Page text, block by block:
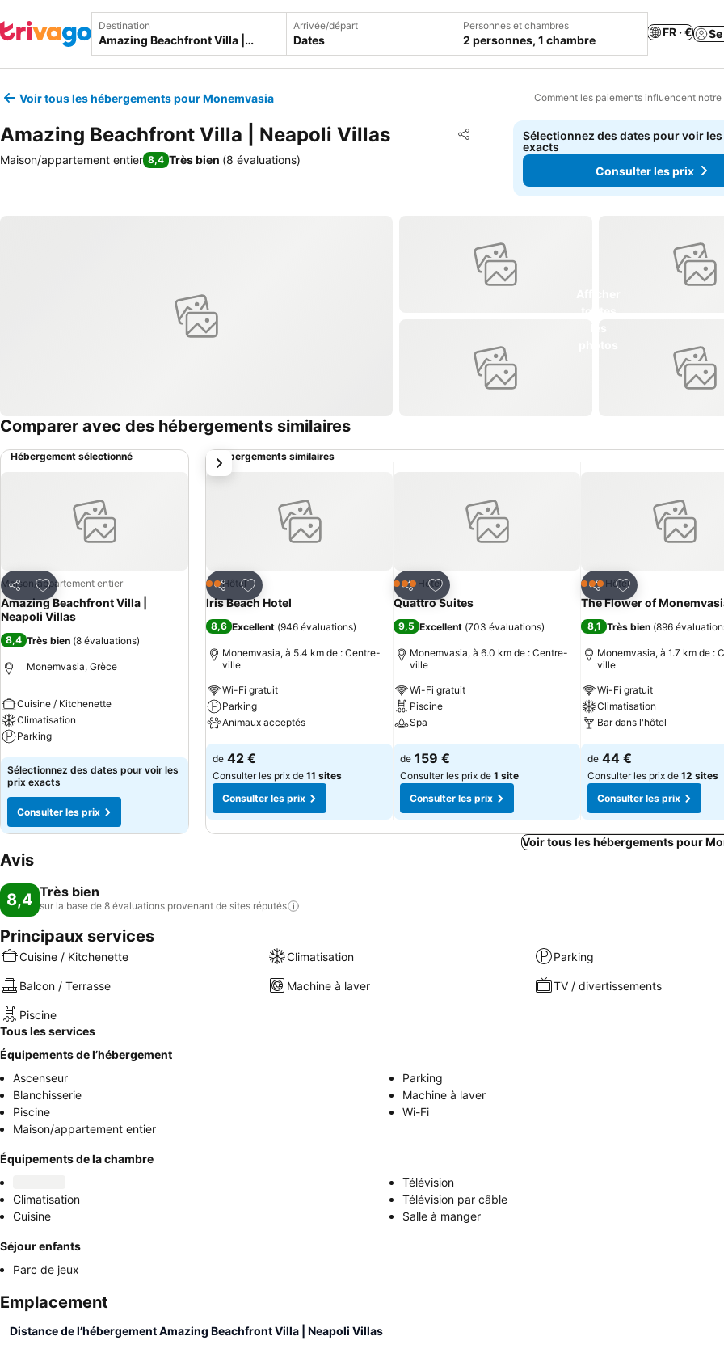
Destination Arrivée/départ
Dates
Personnes et chambres
2 personnes, 1 chambre
FR · €
Voir tous les hébergements pour Monemvasia Comment les paiements influencent
Amazing Beachfront Villa | Neapoli Villas Partager
Ajouter à mes favoris
Maison/appartement entier 8,4 Très bien (8 évaluations)
Sélectionnez des dates pour voir
exacts
Consulter les prix
Comparer avec des hébergements similaires
Hébergement sélectionné
Partager
Ajouter à mes favoris
Maison/appartement entier
Amazing Beachfront Villa |
Neapoli Villas
8,4 Très bien (8 évaluations)
Monemvasia, Grèce
Cuisine / Kitchenette
Climatisation
Parking
Consulter les prix
Sélectionnez des dates pour voir les
prix exacts
Consulter les prix
Hébergements similaires
Partager
Ajouter à mes favoris
2 Étoiles
Hôtel
Iris Beach Hotel
8,6 Excellent (946 évaluations)
Monemvasia, à 5.4 km de : Centre-
ville
Wi-Fi gratuit
Parking
Animaux acceptés
Consulter les prix
de 42 €
Consulter les prix de 11 sites
Consulter les prix
Partager
Ajouter à mes favoris
3 ÉtoilesHôtel
Quattro Suites
9,5 Excellent (703 évaluations)
Monemvasia, à 6.0 km de : Centre-
ville
Wi-Fi gratuit
Piscine
Spa
Consulter les prix
de 159 €
Consulter les prix de 1 site
Consulter les prix
Partager
Ajouter à mes
3 ÉtoilesHôtel
The Flower of
8,1 Très bien (896
Monemvasia, à 1.7 km de :
ville
Wi-Fi gratuit
Climatisation
Bar dans l'hôtel
Consulter les prix
de 44 €
Consulter les prix de 12 sites
Consulter les prix
suivant
Voir tous les hébergements pour
Avis
8,4 Très bien
sur la base de 8 évaluations provenant de sites réputés
Principaux services
Cuisine / Kitchenette Climatisation Parking
Balcon / Terrasse Machine à laver TV / divertissements
Piscine
Tous les services
Équipements de l’hébergement
Ascenseur
Parking
Blanchisserie
Machine à laver
Piscine
Wi-Fi
Maison/appartement entier
Équipements de la chambre
Télévision
Climatisation
Télévision par câble
Cuisine
Salle à manger
Séjour enfants
Parc de jeux
Emplacement
Distance de l’hébergement Amazing Beachfront Villa | Neapoli Villas